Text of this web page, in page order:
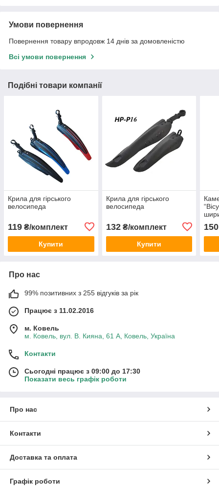
Умови повернення
Повернення товару впродовж 14 днів за домовленістю
Всі умови повернення
Подібні товари компанії
Крила для гірського
велосипеда
119 ₴/комплект
Купити
Крила для гірського
велосипеда
132₴/комплект
Купити
150
Про нас
99% позитивних з 255 відгуків за рік
Працює з 11.02.2016
м. Ковель
м. Ковель, вул. В. Кияна, 61 А, Ковель, Україна
Контакти
Сьогодні працює з 09:00 до 17:30
Показати весь графік роботи
Про нас
Контакти
Доставка та оплата
Графік роботи